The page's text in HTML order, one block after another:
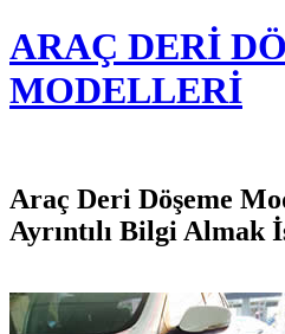
ARAÇ DERİ
MODELLERİ
Araç Deri Döşeme
Ayrıntılı Bilgi Almak